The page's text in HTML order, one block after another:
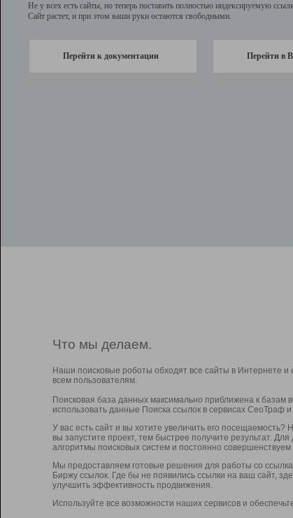
Не у всех есть сайты, но теперь поставить полностью индексируемую
Сайт растет, и при этом ваши руки остаются свободными.
Перейти к документации Перейти в
Что мы делаем.
Наши поисковые роботы обходят все сайты в Интернете
всем пользователям.
Поисковая база данных максимально приближена к базам
использовать данные Поиска ссылок в сервисах СеоТраф
У вас есть сайт и вы хотите увеличить его
вы запустите проект, тем быстрее получите результат.
алгоритмы поисковых систем и постоянно
Мы предоставляем готовые решения для работы со
Биржу ссылок. Где бы не появились ссылки на ваш сайт,
улучшить эффективность продвижения.
Используйте все возможности наших сервисов и